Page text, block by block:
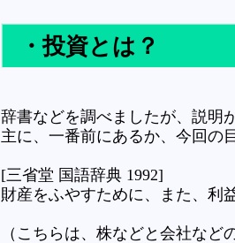
・投資とは？
辞書などを調べましたが、説明
主に、一番前にあるか、今回の
[三省堂 国語辞典 1992]
財産をふやすために、また、利
（こちらは、株などと会社など